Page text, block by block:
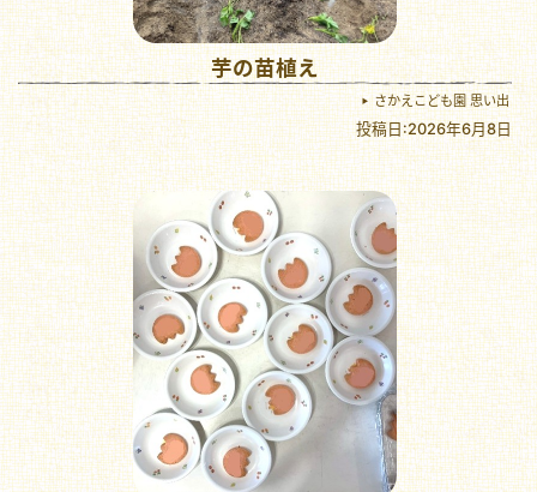
芋の苗植え
さかえこども園 思い出
投稿日:2026年6月8日